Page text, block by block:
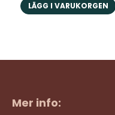
LÄGG I VARUKORGEN
Mer info: